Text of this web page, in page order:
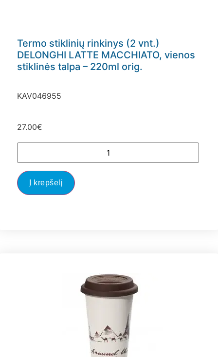
Termo stiklinių rinkinys (2 vnt.)
DELONGHI LATTE MACCHIATO, vienos
stiklinės talpa – 220ml orig.
KAV046955
27.00€
Į krepšelį